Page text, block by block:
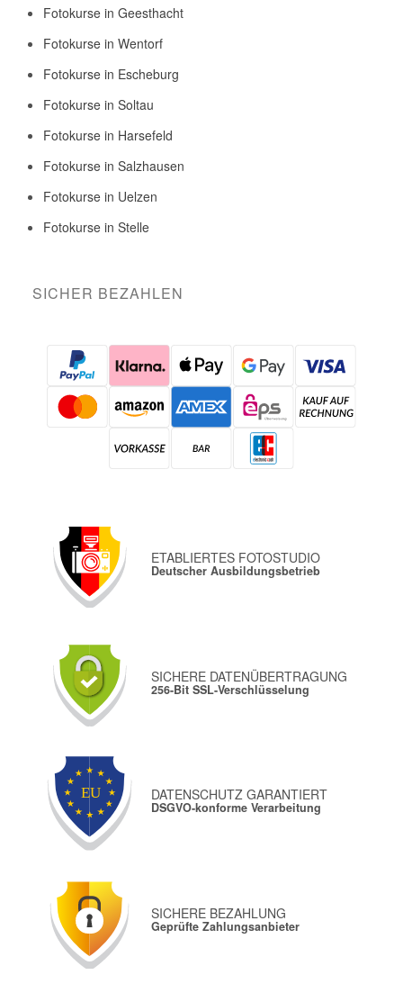
Fotokurse in Geesthacht
Fotokurse in Wentorf
Fotokurse in Escheburg
Fotokurse in Soltau
Fotokurse in Harsefeld
Fotokurse in Salzhausen
Fotokurse in Uelzen
Fotokurse in Stelle
SICHER BEZAHLEN
ETABLIERTES FOTOSTUDIO
Deutscher Ausbildungsbetrieb
SICHERE DATENÜBERTRAGUNG
256-Bit SSL-Verschlüsselung
DATENSCHUTZ GARANTIERT
DSGVO-konforme Verarbeitung
SICHERE BEZAHLUNG
Geprüfte Zahlungsanbieter